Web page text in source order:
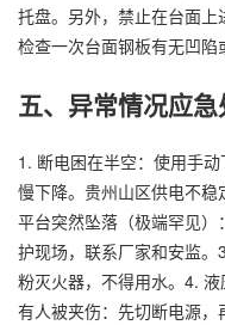
托盘。另外，禁止在台面
检查一次台面钢板有无凹陷
五、异常情况应
1. 断电困在半空：使用手
慢下降。贵州山区供电不
平台突然坠落（极端罕见
护现场，联系厂家和安监
粉灭火器，不得用水。4.
有人被夹伤：先切断电源，